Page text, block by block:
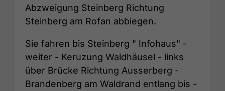
Abzweigung Steinberg Richtung
Steinberg am Rofan abbiegen.
Sie fahren bis Steinberg " Infohaus" -
weiter - Keruzung Waldhäusel - links
über Brücke Richtung Ausserberg -
Brandenberg am Waldrand entlang bis -